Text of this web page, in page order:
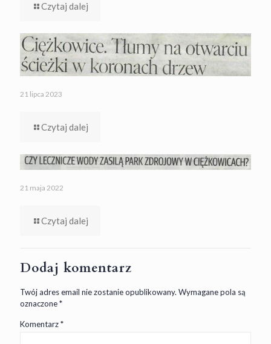
Czytaj dalej
21 lipca 2023
Czytaj dalej
21 maja 2022
Czytaj dalej
Dodaj komentarz
Twój adres email nie zostanie opublikowany. Wymagane pola są
oznaczone*
Komentarz*